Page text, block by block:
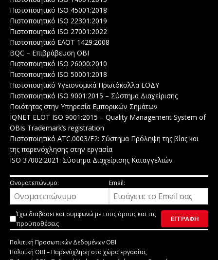
Πιστοποιητικό ISO 45001:2018
Πιστοποιητικό ISO 22301:2019
Πιστοποιητικό ISO 27001:2022
Πιστοποιητικό ΕΛΟΤ 1429:2008
BQC – Επιβράβευση ΟΒΙ
Πιστοποιητικό ISO 26000:2010
Πιστοποιητικό ISO 50001:2018
Πιστοποιητικό Υγειονομικά Πρωτόκολλα ΕΟΔΥ
Πιστοποιητικό ISO 9001:2015 – Σύστημα Διαχείρισης
Ποιότητας στην Υπηρεσία Εμπορικών Σημάτων
IQNET ELOT ISO 9001:2015 – Quality Management System of
OBIs Trademark’s registration
Πιστοποιητικό ATC.0003/E2: Σύστημα Πρόληψη της βίας και
της παρενόχλησης στην εργασία
ISO 37002:2021: Σύστημα Διαχείρισης Καταγγελιών
Ονοματεπώνυμο: Email:
Έχω διαβάσει και συμφωνώ με τους όρους και τις
προϋποθέσεις
Πολιτική Προσωπικών Δεδομένων ΟΒΙ
Πολιτική ΟΒΙ – Παρενόχληση στο χώρο εργασίας